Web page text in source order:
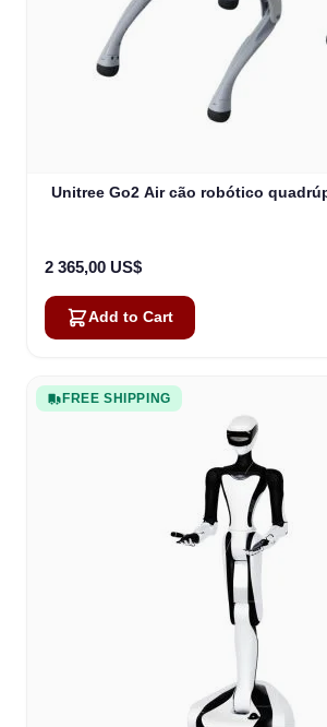
Unitree Go2 Air cão robótico
2 365,00 US$
Add to Cart
FREE SHIPPING